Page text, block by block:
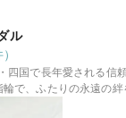
ル
四国で長年愛される信
で、ふたりの永遠の絆